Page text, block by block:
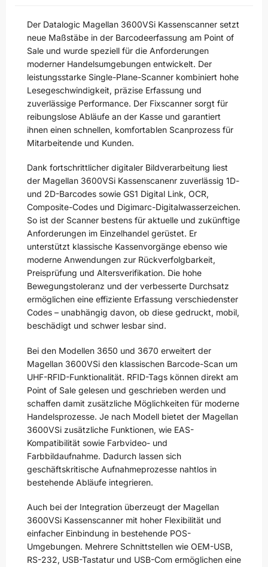
Der Datalogic Magellan 3600VSi Kassenscanner setzt
neue Maßstäbe in der Barcodeerfassung am Point of
Sale und wurde speziell für die Anforderungen
moderner Handelsumgebungen entwickelt. Der
leistungsstarke Single-Plane-Scanner kombiniert hohe
Lesegeschwindigkeit, präzise Erfassung und
zuverlässige Performance. Der Fixscanner sorgt für
reibungslose Abläufe an der Kasse und garantiert
ihnen einen schnellen, komfortablen Scanprozess für
Mitarbeitende und Kunden.
Dank fortschrittlicher digitaler Bildverarbeitung liest
der Magellan 3600VSi Kassenscanenr zuverlässig 1D-
und 2D-Barcodes sowie GS1 Digital Link, OCR,
Composite-Codes und Digimarc-Digitalwasserzeichen.
So ist der Scanner bestens für aktuelle und zukünftige
Anforderungen im Einzelhandel gerüstet. Er
unterstützt klassische Kassenvorgänge ebenso wie
moderne Anwendungen zur Rückverfolgbarkeit,
Preisprüfung und Altersverifikation. Die hohe
Bewegungstoleranz und der verbesserte Durchsatz
ermöglichen eine effiziente Erfassung verschiedenster
Codes – unabhängig davon, ob diese gedruckt, mobil,
beschädigt und schwer lesbar sind.
Bei den Modellen 3650 und 3670 erweitert der
Magellan 3600VSi den klassischen Barcode-Scan um
UHF-RFID-Funktionalität. RFID-Tags können direkt am
Point of Sale gelesen und geschrieben werden und
schaffen damit zusätzliche Möglichkeiten für moderne
Handelsprozesse. Je nach Modell bietet der Magellan
3600VSi zusätzliche Funktionen, wie EAS-
Kompatibilität sowie Farbvideo- und
Farbbildaufnahme. Dadurch lassen sich
geschäftskritische Aufnahmeprozesse nahtlos in
bestehende Abläufe integrieren.
Auch bei der Integration überzeugt der Magellan
3600VSi Kassenscanner mit hoher Flexibilität und
einfacher Einbindung in bestehende POS-
Umgebungen. Mehrere Schnittstellen wie OEM-USB,
RS-232, USB-Tastatur und USB-Com ermöglichen eine